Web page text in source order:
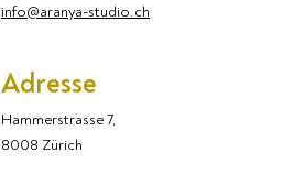
info@aranya-studio.ch
Adresse
Hammerstrasse 7,
8008 Zürich